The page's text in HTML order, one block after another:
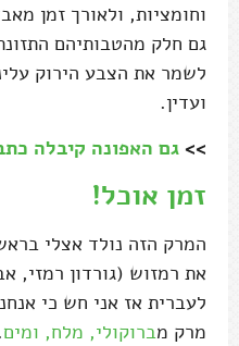
וחומציות, ולאורך זמן
גם חלק מהטבותיהם
לשמר את הצבע הירוק
ועדין.
>> גם האפונה קיבלה
זמן אוכל!
המרק הזה נולד אצלי
את רמזוש (גורדון רמזי,
לעברית אז אני חש כי
מרק מברוקולי, מלח, ומים